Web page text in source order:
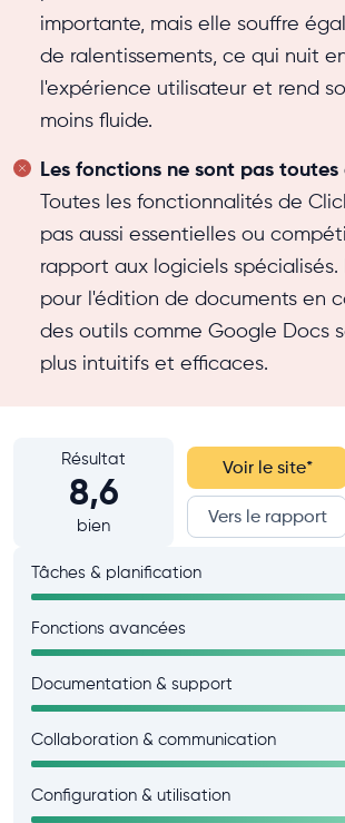
importante, mais elle souffre
de ralentissements, ce qui nuit
l'expérience utilisateur et rend
moins fluide.
Les fonctions ne sont pas
Toutes les fonctionnalités de
pas aussi essentielles ou
rapport aux logiciels spécialisés.
pour l'édition de documents en
des outils comme Google Docs
plus intuitifs et efficaces.
Résultat
8,6
bien
Voir le site*
Vers le rapport
Tâches & planification
Fonctions avancées
Documentation & support
Collaboration & communication
Configuration & utilisation